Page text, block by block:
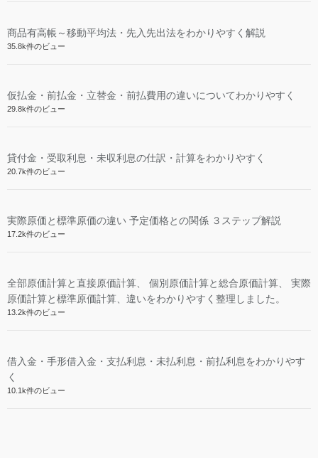
商品有高帳～移動平均法・先入先出法をわかりやすく解説
35.8k件のビュー
仮払金・前払金・立替金・前払費用の違いについてわかりやすく
29.8k件のビュー
貸付金・受取利息・未収利息の仕訳・計算をわかりやすく
20.7k件のビュー
実際原価と標準原価の違い 予定価格との関係 ３ステップ解説
17.2k件のビュー
全部原価計算と直接原価計算、 個別原価計算と総合原価計算、 実際
原価計算と標準原価計算、違いをわかりやすく整理しました。
13.2k件のビュー
借入金・手形借入金・支払利息・未払利息・前払利息をわかりやす
く
10.1k件のビュー